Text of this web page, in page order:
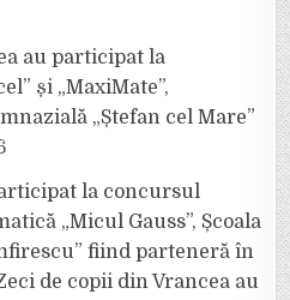
au participat la
și „MaxiMate”,
„Ștefan cel Mare”
la concursul
„Micul Gauss”, Școala
fiind parteneră în
de copii din Vrancea au